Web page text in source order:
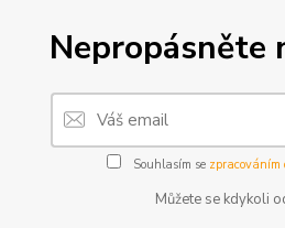
Nepropásněte
Souhlasím se zpracováním
Můžete se kdykoli